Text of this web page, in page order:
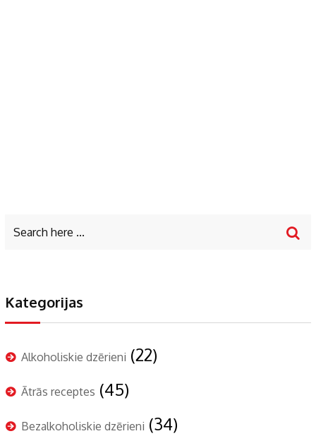
Kategorijas
Alkoholiskie dzērieni (22)
Ātrās receptes (45)
Bezalkoholiskie dzērieni (34)